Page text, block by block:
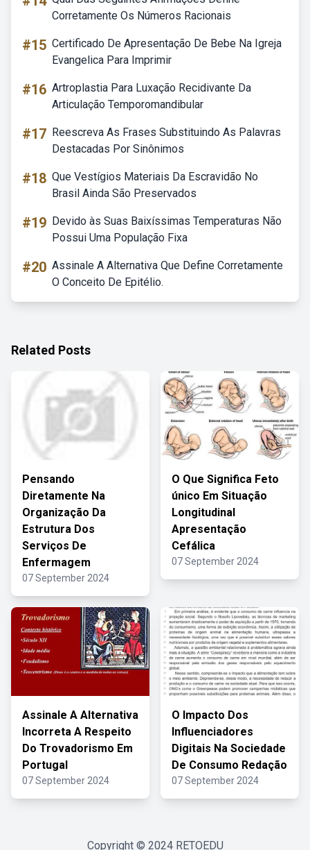
Corretamente Os Números Racionais
#15 Certificado De Apresentação De Bebe Na Igreja
Evangelica Para Imprimir
#16 Artroplastia Para Luxação Recidivante Da
Articulação Temporomandibular
#17 Reescreva As Frases Substituindo As Palavras
Destacadas Por Sinônimos
#18 Que Vestígios Materiais Da Escravidão No
Brasil Ainda São Preservados
#19 Devido às Suas Baixíssimas Temperaturas Não
Possui Uma População Fixa
#20 Assinale A Alternativa Que Define Corretamente
O Conceito De Epitélio.
Related Posts
Pensando
Diretamente Na
Organização Da
Estrutura Dos
Serviços De
Enfermagem
07 September 2024
O Que Significa Feto
único Em Situação
Longitudinal
Apresentação
Cefálica
07 September 2024
Assinale A Alternativa
Incorreta A Respeito
Do Trovadorismo Em
Portugal
07 September 2024
O Impacto Dos
Influenciadores
Digitais Na Sociedade
De Consumo Redação
07 September 2024
Copyright © 2024 RETOEDU